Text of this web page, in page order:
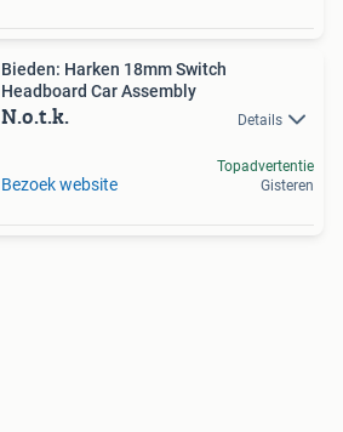
Bieden: Harken 18mm Switch
Headboard Car Assembly
N.o.t.k. Details
Bezoek website
Topadvertentie
Gisteren